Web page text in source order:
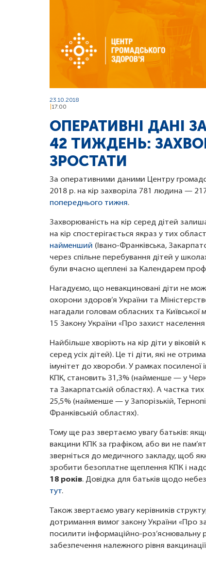
23.10.2018
17:00
ОПЕРАТИВНІ ДАНІ
42 ТИЖДЕНЬ:
ЗРОСТАТИ
За оперативними даними Центру
2018 р. на кір захворіла 781 людина —
попереднього тижня.
Захворюваність на кір серед дітей
на кір спостерігається якраз у тих
найменший (Івано-Франківська,
через спільне перебування дітей у
були вчасно щеплені за Календарем
Нагадуємо, що невакциновані діти не
охорони здоров’я України та
нагадали головам обласних та Київської
15 Закону України «Про захист
Найбільше хворіють на кір діти у віковій
серед усіх дітей). Це ті діти, які не
імунітет до хвороби. У рамках посиленої
КПК, становить 31,3% (найменше — у
та Закарпатській областях). А частка
25,5% (найменше — у Запорізькій,
Франківській областях).
Тому ще раз звертаємо увагу батьків:
вакцини КПК за графіком, або ви не
зверніться до медичного закладу, щоб
зробити безоплатне щеплення КПК і
18 років. Довідка для батьків щодо
тут.
Також звертаємо увагу керівників
дотримання вимог закону України «Про
посилити інформаційно-роз’яснювальну
забезпечення належного рівня